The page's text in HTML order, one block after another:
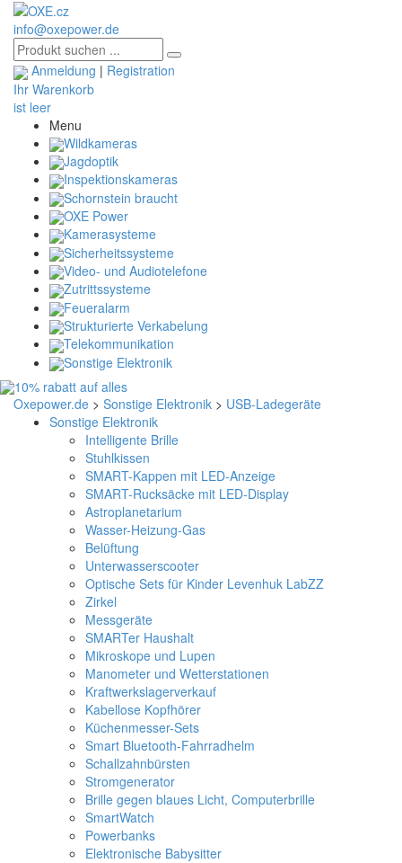
info@oxepower.de
Anmeldung | Registration
Ihr Warenkorb
ist leer
Menu
Wildkameras
Jagdoptik
Inspektionskameras
Schornstein braucht
OXE Power
Kamerasysteme
Sicherheitssysteme
Video- und Audiotelefone
Zutrittssysteme
Feueralarm
Strukturierte Verkabelung
Telekommunikation
Sonstige Elektronik
Oxepower.de > Sonstige Elektronik > USB-Ladegeräte
Sonstige Elektronik
Intelligente Brille
Stuhlkissen
SMART-Kappen mit LED-Anzeige
SMART-Rucksäcke mit LED-Display
Astroplanetarium
Wasser-Heizung-Gas
Belüftung
Unterwasserscooter
Optische Sets für Kinder Levenhuk LabZZ
Zirkel
Messgeräte
SMARTer Haushalt
Mikroskope und Lupen
Manometer und Wetterstationen
Kraftwerkslagerverkauf
Kabellose Kopfhörer
Küchenmesser-Sets
Smart Bluetooth-Fahrradhelm
Schallzahnbürsten
Stromgenerator
Brille gegen blaues Licht, Computerbrille
SmartWatch
Powerbanks
Elektronische Babysitter